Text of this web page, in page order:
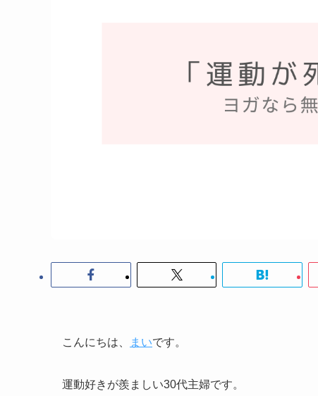
こんにちは、 まいです。
運動好きが羨ましい30代主婦です。